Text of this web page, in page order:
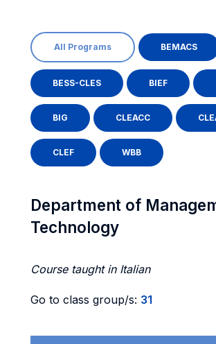
All Programs BEMACS
BESS-CLES BIEF
BIG CLEACC
CLEF WBB
Department of
Technology
Course taught in Italian
Go to class group/s: 31